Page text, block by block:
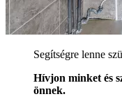
Segítségre lenne
Hívjon minket és
önnek.